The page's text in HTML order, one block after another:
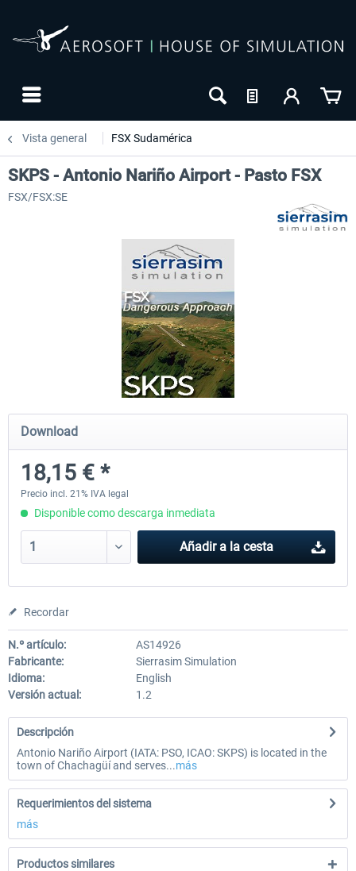
Vista general FSX Sudamérica
Bonaire Flamingo Airport X
18,25 € *
Approaching Quito
SKPS - Antonio Nariño Airport - Pasto FSX
FSX/FSX:SE
Download
18,15 € *
Precio incl. 21% IVA legal
Disponible como descarga inmediata
Añadir a la cesta
Recordar
N.º artículo:
AS14926
Fabricante:
Sierrasim Simulation
Idioma:
English
Versión actual:
1.2
Descripción
Antonio Nariño Airport (IATA: PSO, ICAO: SKPS) is located in the
town of Chachagüí and serves...más
Requerimientos del sistema
más
Productos similares